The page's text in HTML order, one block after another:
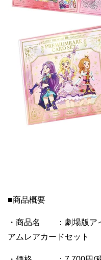
■商品概要
・商品名 ：劇場版ア
アムレアカードセット